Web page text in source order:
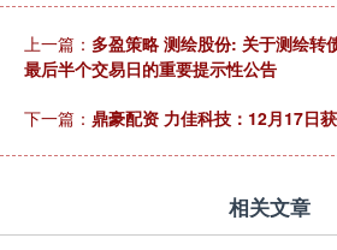
上一篇： 多盈策略 测绘股份: 关于测绘转
最后半个交易日的重要提示性公告
下一篇： 鼎豪配资 力佳科技：12月17日
相关文章